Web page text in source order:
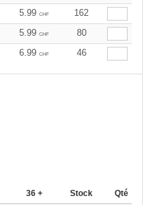
5.99 CHF
162
5.99 CHF
80
6.99 CHF 46
36 + Stock Qté